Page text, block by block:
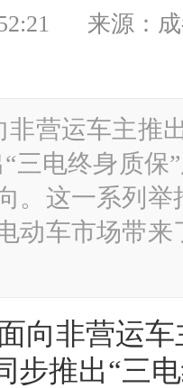
来源
非营运车主推
三电终身质保
。这一系列
动车市场带
向非营运
步推出“三